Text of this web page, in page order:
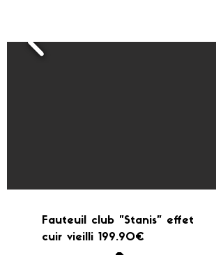
Fauteuil club "Stanis" effet
cuir vieilli 199.90€